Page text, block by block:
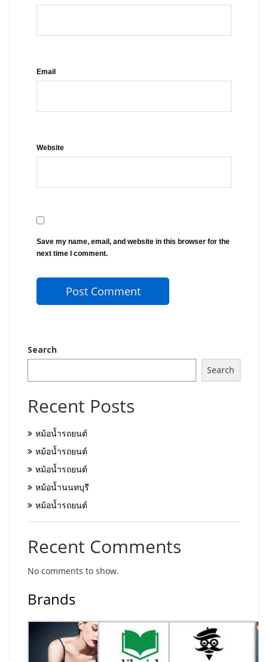
Email
Website
Save my name, email, and website in this browser for the
next time I comment.
Search
Search
Recent Posts
หม้อน้ำรถยนต์
หม้อน้ำรถยนต์
หม้อน้ำรถยนต์
หม้อน้ำนนทบุรี
หม้อน้ำรถยนต์
Recent Comments
No comments to show.
Brands